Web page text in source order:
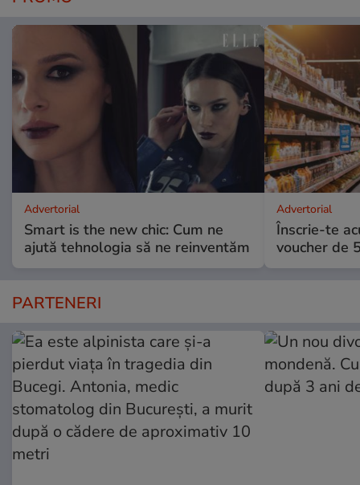
Advertorial
Smart is the new chic: Cum ne
ajută tehnologia să ne reinventăm
Advertorial
Înscrie-te
voucher de
PARTENERI